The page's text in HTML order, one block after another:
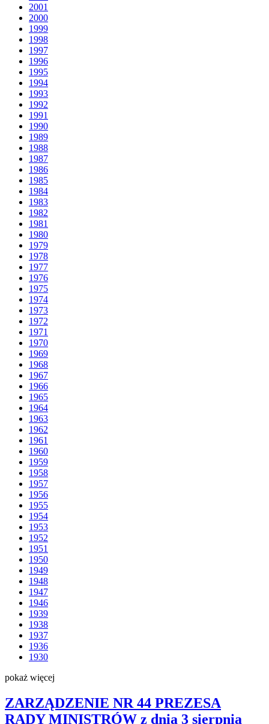
2001
2000
1999
1998
1997
1996
1995
1994
1993
1992
1991
1990
1989
1988
1987
1986
1985
1984
1983
1982
1981
1980
1979
1978
1977
1976
1975
1974
1973
1972
1971
1970
1969
1968
1967
1966
1965
1964
1963
1962
1961
1960
1959
1958
1957
1956
1955
1954
1953
1952
1951
1950
1949
1948
1947
1946
1939
1938
1937
1936
1930
pokaż więcej
ZARZĄDZENIE NR 44 PREZESA
RADY MINISTRÓW z dnia 3 sierpnia